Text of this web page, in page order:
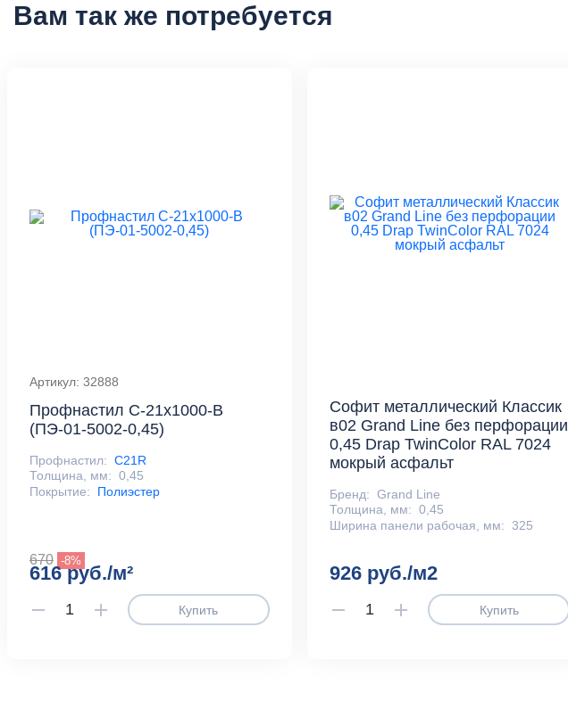
Вам так же потребуется
Артикул: 32888
Профнастил С-21x1000-B
(ПЭ-01-5002-0,45)
Профнастил: С21R
Толщина, мм: 0,45
Покрытие:
Полиэстер
670 -8%
616 руб./м²
Купить
Софит металлический Классик
в02 Grand Line без перфорации
0,45 Drap TwinColor RAL 7024
мокрый асфальт
Бренд: Grand Line
Толщина, мм: 0,45
Ширина панели рабочая, мм: 325
926 руб./м2
Купить